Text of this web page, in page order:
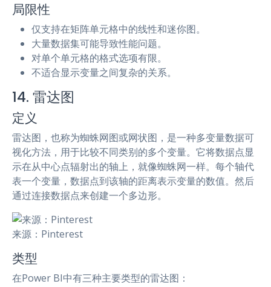
局限性
仅支持在矩阵单元格中的线性和迷你图。
大量数据集可能导致性能问题。
对单个单元格的格式选项有限。
不适合显示变量之间复杂的关系。
14. 雷达图
定义
雷达图，也称为蜘蛛网图或网状图，是一种多变量数据可
视化方法，用于比较不同类别的多个变量。它将数据点显
示在从中心点辐射出的轴上，就像蜘蛛网一样。每个轴代
表一个变量，数据点到该轴的距离表示变量的数值。然后
通过连接数据点来创建一个多边形。
来源：Pinterest
类型
在Power BI中有三种主要类型的雷达图：